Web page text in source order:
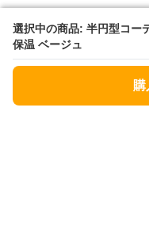
選択中の商品: 半円型コー
保温 ベージュ
購
選択中の商品: 半円型コー
保温 ベージュ
購